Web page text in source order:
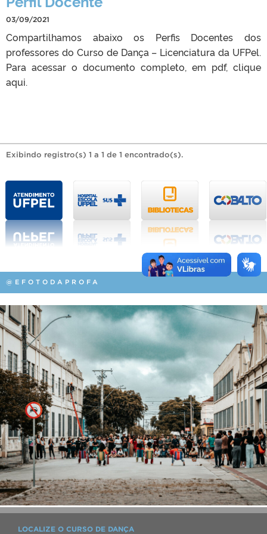
03/09/2021
Compartilhamos abaixo os Perfis Docentes dos
professores do Curso de Dança – Licenciatura da UFPel.
Para acessar o documento completo, em pdf, clique
aqui.
Exibindo registro(s) 1 a 1 de 1 encontrado(s).
@EFOTODAPROFA
LOCALIZE O CURSO DE DANÇA